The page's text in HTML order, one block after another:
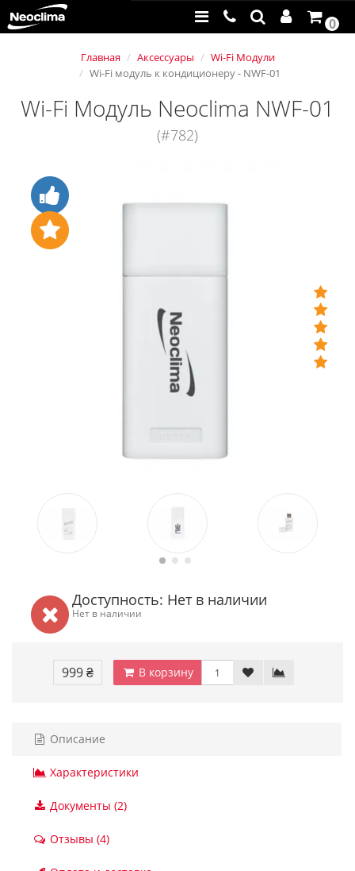
0
Главная Аксессуары
Wi-Fi Модули
Wi-Fi модуль к кондиционеру - NWF-01
Wi-Fi Модуль Neoclima NWF-01
(#782)
Доступность: Нет в наличии
Нет в наличии
999 ₴ В корзину
Описание
Характеристики
Документы (2)
Отзывы (4)